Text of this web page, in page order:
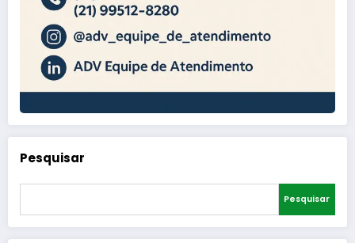
Pesquisar
Pesquisar